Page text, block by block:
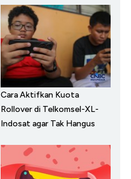
Cara Aktifkan Kuota
Rollover di Telkomsel-XL-
Indosat agar Tak Hangus